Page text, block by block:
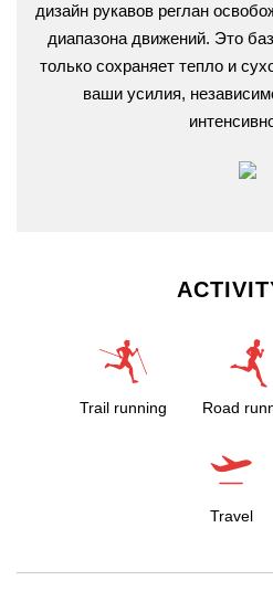
дизайн рукавов реглан
диапазона движений. Это
только сохраняет тепло и
ваши усилия,
Trail running Road
Travel